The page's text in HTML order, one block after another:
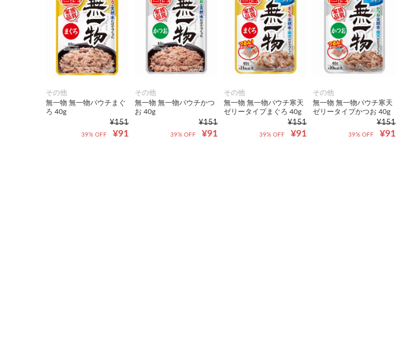
その他
無一物 無一物パウチまぐ
ろ 40g
¥151
¥91
39% OFF
その他
無一物 無一物パウチかつ
お 40g
¥151
¥91
39% OFF
その他
無一物 無一物パウチ寒天
ゼリータイプまぐろ 40g
¥151
¥91
39% OFF
その他
無一物 無一物パウチ寒天
ゼリータイプかつお 40g
¥151
¥91
39% OFF